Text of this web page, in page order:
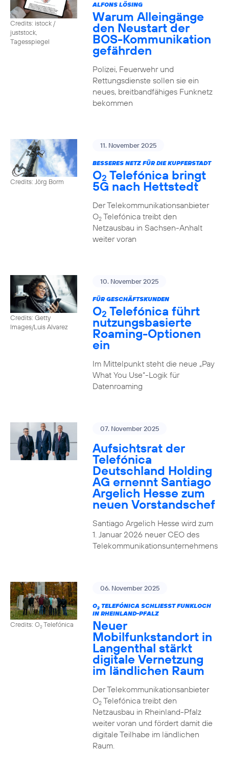
Credits: istock /
juststock,
Tagesspiegel
ALFONS LÖSING
Warum Alleingänge
den Neustart der
BOS-Kommunikation
gefährden
Polizei, Feuerwehr und
Rettungsdienste sollen sie ein
neues, breitbandfähiges Funknetz
bekommen
Credits: Jörg Borm
11. November 2025
BESSERES NETZ FÜR DIE KUPFERSTADT
O2 Telefónica bringt
5G nach Hettstedt
Der Telekommunikationsanbieter
O2Telefónica treibt den
Netzausbau in Sachsen-Anhalt
weiter voran
Credits: Getty
Images/Luis Alvarez
10. November 2025
FÜR GESCHÄFTSKUNDEN
O2 Telefónica führt
nutzungs­basierte
Roaming-Optionen
ein
Im Mittelpunkt steht die neue „Pay
What You Use“-Logik für
Datenroaming
07. November 2025
Aufsichtsrat der
Telefónica
Deutschland Holding
AG ernennt Santiago
Argelich Hesse zum
neuen Vorstandschef
Santiago Argelich Hesse wird zum
1. Januar 2026 neuer CEO des
Telekommunikationsunternehmens
Credits: O2Telefónica
06. November 2025
O2TELEFÓNICA SCHLIESST FUNKLOCH I
N RHEINLAND-PFALZ
Neuer
Mobilfunkstandort in
Langenthal stärkt
digitale Vernetzung
im ländlichen Raum
Der Telekommunikationsanbieter
O2Telefónica treibt den
Netzausbau in Rheinland-Pfalz
weiter voran und fördert damit die
digitale Teilhabe im ländlichen
Raum.